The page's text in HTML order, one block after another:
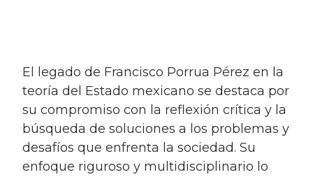
el legado de Francisco Porrua Pérez en la
teoría del Estado mexicano se destaca por
su compromiso con la reflexión crítica y la
búsqueda de soluciones a los problemas y
desafíos que enfrenta la sociedad. Su
enfoque riguroso y multidisciplinario lo